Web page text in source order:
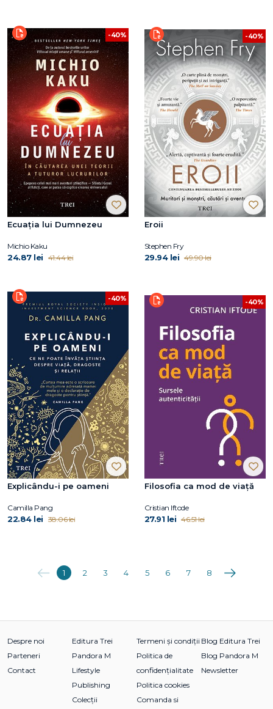
-40%
Ecuația lui Dumnezeu
Michio Kaku
24.87 lei 41.44 lei
-40%
Eroii
Stephen Fry
29.94 lei 49.90 lei
-40%
Explicându-i pe oameni
Camilla Pang
22.84 lei 38.06 lei
-40%
Filosofia ca mod de viață
Cristian Iftode
27.91 lei 46.51 lei
Anterioara
1 2 3 4 5 6 7 8 Următoarea
Despre noi
Parteneri
Contact
Editura Trei
Pandora M
Lifestyle
Publishing
Colecții
Termeni și condiții
Politica de
confidențialitate
Politica cookies
Comanda si
Blog Editura Trei
Blog Pandora M
Newsletter